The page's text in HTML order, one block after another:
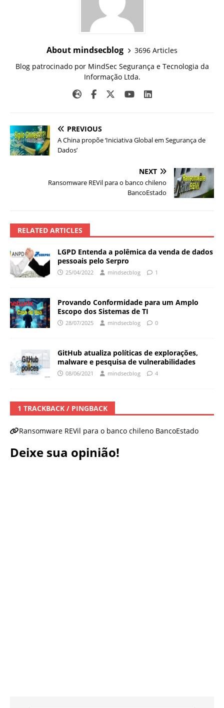
About mindsecblog
3696 Articles
Blog patrocinado por MindSec Segurança e Tecnologia da
Informação Ltda.
PREVIOUS
A China propõe ‘Iniciativa Global em Segurança de
Dados’
NEXT
Ransomware REVil para o banco chileno
BancoEstado
RELATED ARTICLES
LGPD Entenda a polêmica da venda de dados
pessoais pelo Serpro
25/04/2022 mindsecblog 1
Provando Conformidade para um Amplo
Escopo dos Sistemas de TI
28/07/2025 mindsecblog 0
GitHub atualiza políticas de explorações,
malware e pesquisa de vulnerabilidades
08/06/2021 mindsecblog 4
1 TRACKBACK / PINGBACK
Ransomware REVil para o banco chileno BancoEstado
Deixe sua opinião!